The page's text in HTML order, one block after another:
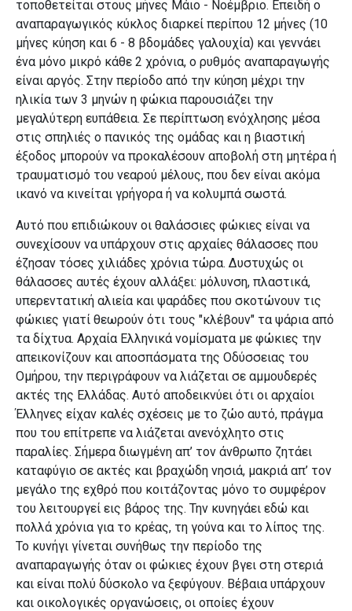
τοποθετείται στους μήνες Μάιο - Νοέμβριο. Επειδή ο
αναπαραγωγικός κύκλος διαρκεί περίπου 12 μήνες (10
μήνες κύηση και 6 - 8 βδομάδες γαλουχία) και γεννάει
ένα μόνο μικρό κάθε 2 χρόνια, ο ρυθμός αναπαραγωγής
είναι αργός. Στην περίοδο από την κύηση μέχρι την
ηλικία των 3 μηνών η φώκια παρουσιάζει την
μεγαλύτερη ευπάθεια. Σε περίπτωση ενόχλησης μέσα
στις σπηλιές ο πανικός της ομάδας και η βιαστική
έξοδος μπορούν να προκαλέσουν αποβολή στη μητέρα ή
τραυματισμό του νεαρού μέλους, που δεν είναι ακόμα
ικανό να κινείται γρήγορα ή να κολυμπά σωστά.
Αυτό που επιδιώκουν οι θαλάσσιες φώκιες είναι να
συνεχίσουν να υπάρχουν στις αρχαίες θάλασσες που
έζησαν τόσες χιλιάδες χρόνια τώρα. Δυστυχώς οι
θάλασσες αυτές έχουν αλλάξει: μόλυνση, πλαστικά,
υπερεντατική αλιεία και ψαράδες που σκοτώνουν τις
φώκιες γιατί θεωρούν ότι τους "κλέβουν" τα ψάρια από
τα δίχτυα. Αρχαία Ελληνικά νομίσματα με φώκιες την
απεικονίζουν και αποσπάσματα της Οδύσσειας του
Ομήρου, την περιγράφουν να λιάζεται σε αμμουδερές
ακτές της Ελλάδας. Αυτό αποδεικνύει ότι οι αρχαίοι
Έλληνες είχαν καλές σχέσεις με το ζώο αυτό, πράγμα
που του επίτρεπε να λιάζεται ανενόχλητο στις
παραλίες. Σήμερα διωγμένη απ’ τον άνθρωπο ζητάει
καταφύγιο σε ακτές και βραχώδη νησιά, μακριά απ’ τον
μεγάλο της εχθρό που κοιτάζοντας μόνο το συμφέρον
του λειτουργεί εις βάρος της. Την κυνηγάει εδώ και
πολλά χρόνια για το κρέας, τη γούνα και το λίπος της.
Το κυνήγι γίνεται συνήθως την περίοδο της
αναπαραγωγής όταν οι φώκιες έχουν βγει στη στεριά
και είναι πολύ δύσκολο να ξεφύγουν. Βέβαια υπάρχουν
και οικολογικές οργανώσεις, οι οποίες έχουν